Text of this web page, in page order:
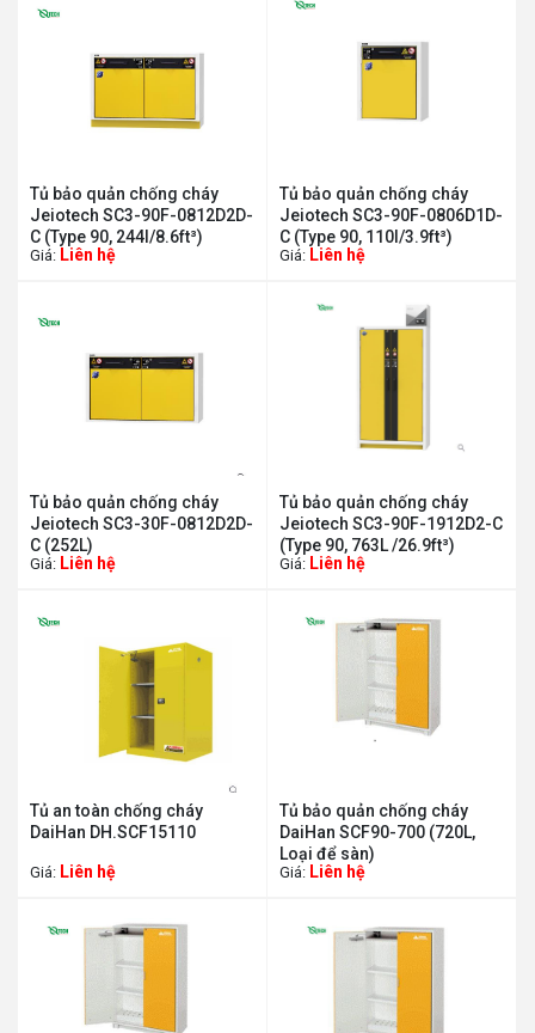
Tủ bảo quản chống cháy
Jeiotech SC3-90F-0812D2D-
C (Type 90, 244l/8.6ft³)
Giá: Liên hệ
Tủ bảo quản chống cháy
Jeiotech SC3-90F-0806D1D-
C (Type 90, 110l/3.9ft³)
Giá: Liên hệ
Tủ bảo quản chống cháy
Jeiotech SC3-30F-0812D2D-
C (252L)
Giá: Liên hệ
Tủ bảo quản chống cháy
Jeiotech SC3-90F-1912D2-C
(Type 90, 763L /26.9ft³)
Giá: Liên hệ
Tủ an toàn chống cháy
DaiHan DH.SCF15110
Giá: Liên hệ
Tủ bảo quản chống cháy
DaiHan SCF90-700 (720L,
Loại để sàn)
Giá: Liên hệ